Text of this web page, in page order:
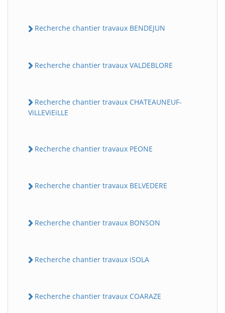
Recherche chantier travaux BENDEJUN
Recherche chantier travaux VALDEBLORE
Recherche chantier travaux CHATEAUNEUF-
ViLLEViEiLLE
Recherche chantier travaux PEONE
Recherche chantier travaux BELVEDERE
Recherche chantier travaux BONSON
Recherche chantier travaux iSOLA
Recherche chantier travaux COARAZE